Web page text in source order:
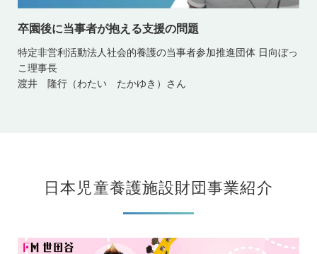
卒園後に当事者が抱える支援の問題
特定非営利活動法人社会的養護の当事者参加推進団体 日向ぼっ
こ理事長
渡井 隆行（わたい たかゆき）さん
日本児童養護施設財団事業紹介